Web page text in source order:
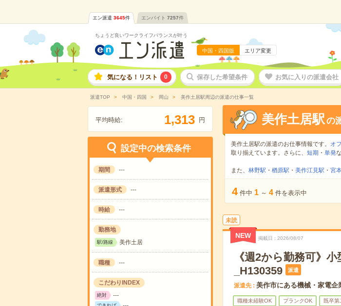
エン派遣 3645件 エンバイト 7257件
ちょうど良いワークライフバランスが叶う
中国・四国版 エリア変更
気になる！リスト 0 保存した希望条件 お気に入りの派遣会社
派遣TOP 中国・四国 岡山 美作土居駅周辺の派遣の仕事一覧
平均時給: 1,313 円
設定中の検索条件
期間 ---
派遣形式 ---
時給 ---
勤務地
駅/路線 美作土居
職種 ---
こだわりINDEX
絶対 ---
美作土居駅の
美作土居駅の派遣のお仕事情報です。 オ
取り揃えています。さらに、 短期 ・ 単発
また、 林野駅 ・ 楢原駅 ・ 美作江見駅 ・ 宮
4 件中 1 ～ 4 件を表示中
未読
NEW 掲載日 2026/08/07
《週2から勤務可》
_H130359
派遣
派遣先 美作市にある機械・家電企
職種未経験OK ブランクOK 既卒第